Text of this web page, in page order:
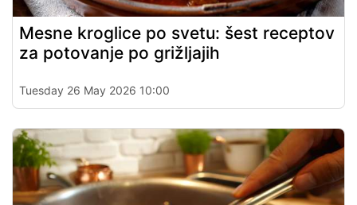
Mesne kroglice po svetu: šest receptov
za potovanje po grižljajih
Tuesday 26 May 2026 10:00